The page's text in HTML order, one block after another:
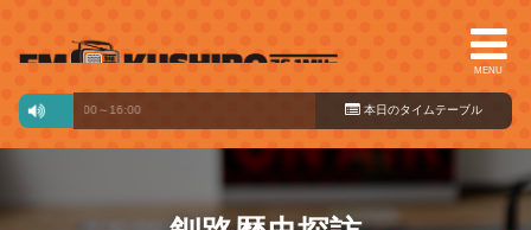
MENU
15:00～16:00 本日のタイ ムテーブル